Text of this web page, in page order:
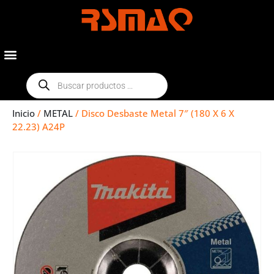
Inicio / METAL / Disco Desbaste Metal 7″ (180 X 6 X
22.23) A24P